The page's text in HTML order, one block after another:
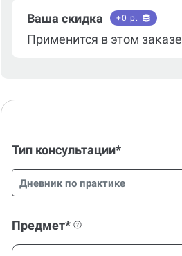
Ваша скидка +0 р.
Применится в этом заказе
Тип консультации*
Дневник по практике
Предмет*